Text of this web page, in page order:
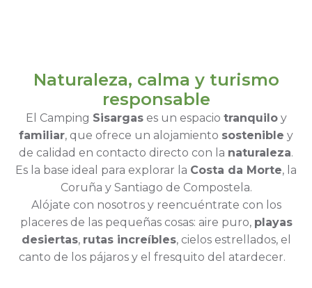
Naturaleza, calma y turismo
responsable
El Camping Sisargases un espacio tranquiloy
familiar, que ofrece un alojamiento sostenible y
de calidad en contacto directo con la naturaleza.
Es la base ideal para explorar la Costa da Morte, la
Coruña y Santiago de Compostela.
Alójate con nosotros y reencuéntrate con los
placeres de las pequeñas cosas: aire puro, playas
desiertas, rutas increíbles, cielos estrellados, el
canto de los pájaros y el fresquito del atardecer.